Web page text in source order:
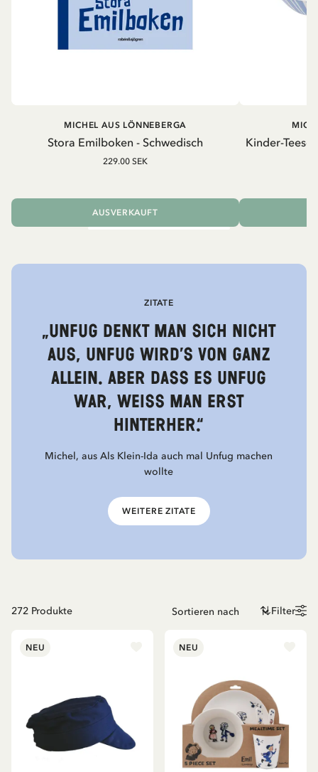
Stora Emilboken - Schwedisch
MICHEL AUS LÖNNEBERGA
229.00 SEK
AUSVERKAUFT
Kinder-
ZITATE
„Unfug denkt man sich nicht
aus, Unfug wird’s von ganz
allein. Aber dass es Unfug
war, weiss man erst
hinterher.“
Michel, aus Als Klein-Ida auch mal Unfug machen
wollte
WEITERE ZITATE
272 Produkte Filter
NEU NEU